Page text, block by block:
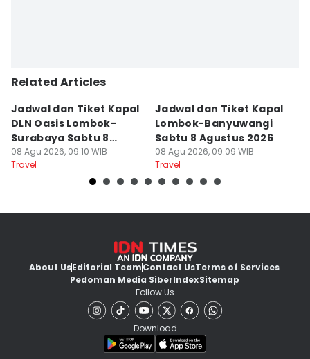
Related Articles
Jadwal dan Tiket Kapal
DLN Oasis Lombok-
Surabaya Sabtu 8
Agustus 2026
08 Agu 2026, 09:10 WIB
Travel
Jadwal dan Tiket Kapal
Lombok-Banyuwangi
Sabtu 8 Agustus 2026
08 Agu 2026, 09:09 WIB
Travel
About UsEditorial TeamContact UsTerms of Services
Pedoman Media SiberIndexSitemap
Follow Us
Download